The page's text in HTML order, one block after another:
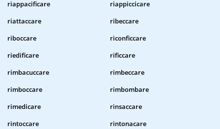
riappacificare
riappiccicare
riattaccare
ribeccare
riboccare
riconficcare
riedificare
rificcare
rimbacuccare
rimbeccare
rimboccare
rimbombare
rimedicare
rinsaccare
rintoccare
rintonacare